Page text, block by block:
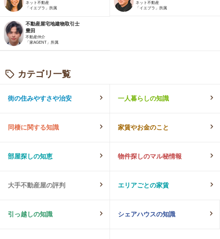
ネット不動産
「イエプラ」所属
ネット不動産
「イエプラ」所属
不動産屋宅地建物取引士
豊田
不動産仲介
「家AGENT」所属
カテゴリ一覧
街の住みやすさや治安 一人暮らしの知識
同棲に関する知識 家賃やお金のこと
部屋探しの知恵 物件探しのマル秘情報
大手不動産屋の評判 エリアごとの家賃
引っ越しの知識 シェアハウスの知識